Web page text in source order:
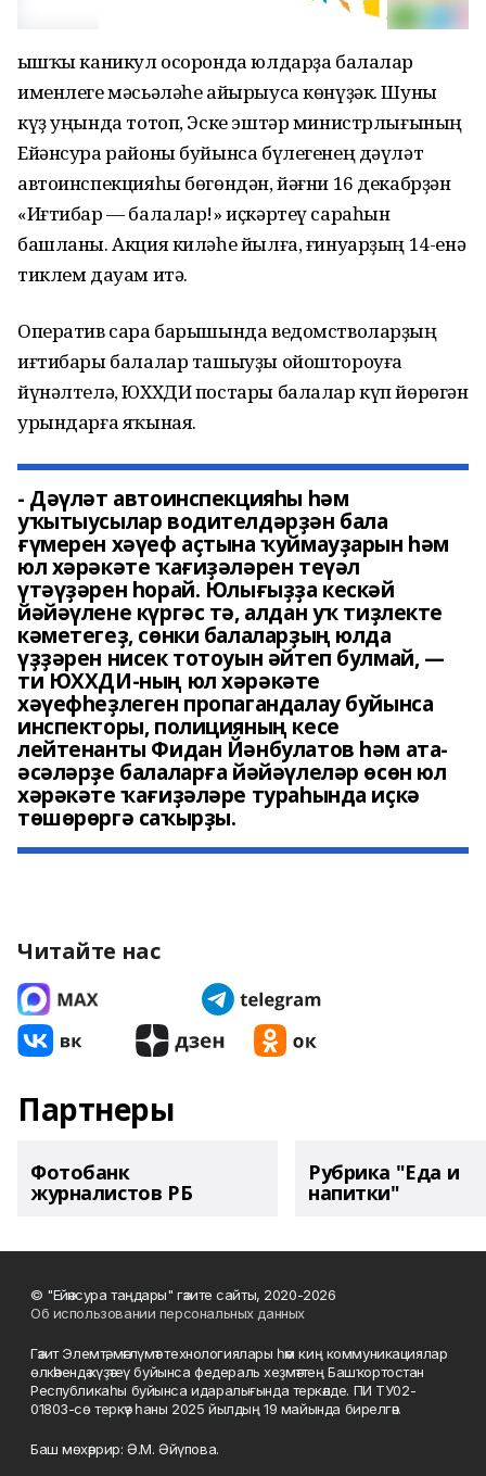
Ҡышҡы каникул осоронда юлдарҙа балалар
именлеге мәсьәләһе айырыуса көнүҙәк. Шуны
күҙ уңында тотоп, Эске эштәр министрлығының
Ейәнсура районы буйынса бүлегенең дәүләт
автоинспекцияһы бөгөндән, йәғни 16 декабрҙән
«Иғтибар — балалар!» иҫкәртеү сараһын
башланы. Акция киләһе йылға, ғинуарҙың 14-енә
тиклем дауам итә.
Оператив сара барышында ведомстволарҙың
иғтибары балалар ташыуҙы ойоштороуға
йүнәлтелә, ЮХХДИ постары балалар күп йөрөгән
урындарға яҡыная.
- Дәүләт автоинспекцияһы һәм
уҡытыусылар водителдәрҙән бала
ғүмерен хәүеф аҫтына ҡуймауҙарын һәм
юл хәрәкәте ҡағиҙәләрен теүәл
үтәүҙәрен һорай. Юлығыҙҙа кескәй
йәйәүлене күргәс тә, алдан уҡ тиҙлекте
кәметегеҙ, сөнки балаларҙың юлда
үҙҙәрен нисек тотоуын әйтеп булмай, —
ти ЮХХДИ-ның юл хәрәкәте
хәүефһеҙлеген пропагандалау буйынса
инспекторы, полицияның кесе
лейтенанты Фидан Йәнбулатов һәм ата-
әсәләрҙе балаларға йәйәүлеләр өсөн юл
хәрәкәте ҡағиҙәләре тураһында иҫкә
төшөрөргә саҡырҙы.
Читайте нас
Партнеры
Фотобанк
журналистов РБ
Рубрика "Еда и
напитки"
© "Ейәнсура таңдары" гәзите сайты, 2020-2026
Об использовании персональных данных
Гәзит Элемтә, мәғлүмәт технологиялары һәм киң коммуникациялар
өлкәһендә күҙәтеү буйынса федераль хеҙмәттең Башҡортостан
Республикаһы буйынса идаралығында теркәлде. ПИ ТУ02-
01803-сө теркәү һаны 2025 йылдың 19 майында бирелгән.
Баш мөхәррир: Ә.М. Әйүпова.